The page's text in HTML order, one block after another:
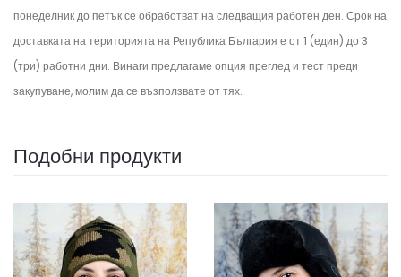
понеделник до петък се обработват на следващия работен ден. Срок на
доставката на територията на Република България е от 1 (един) до 3
(три) работни дни. Винаги предлагаме опция преглед и тест преди
закупуване, молим да се възползвате от тях.
Подобни продукти